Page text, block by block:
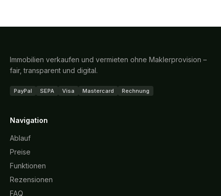
Immobilien verkaufen und vermieten ohne Maklerprovision –
fair, transparent und digital.
PayPal SEPA Visa Mastercard Rechnung
Navigation
Ablauf
Preise
Funktionen
Rezensionen
FAQ